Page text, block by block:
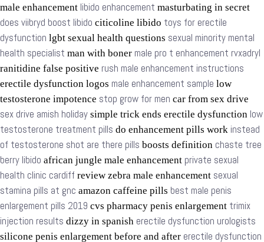
male enhancement libido enhancement masturbating in secret
does viibryd boost libido citicoline libido toys for erectile
dysfunction lgbt sexual health questions sexual minority mental
health specialist man with boner male pro t enhancement rvxadryl
ranitidine false positive rush male enhancement instructions
erectile dysfunction logos male enhancement sample low
testosterone impotence stop grow for men car from sex drive
sex drive amish holiday simple trick ends erectile dysfunction low
testosterone treatment pills do enhancement pills work instead
of testosterone shot are there pills boosts definition chaste tree
berry libido african jungle male enhancement private sexual
health clinic cardiff review zebra male enhancement sexual
stamina pills at gnc amazon caffeine pills best male penis
enlargement pills 2019 cvs pharmacy penis enlargement trimix
injection results dizzy in spanish erectile dysfunction urologists
silicone penis enlargement before and after erectile dysfunction